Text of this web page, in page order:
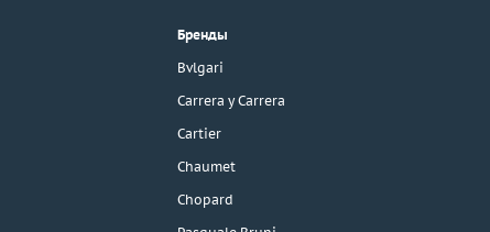
Бренды
Bvlgari
Carrera y Carrera
Cartier
Chaumet
Chopard